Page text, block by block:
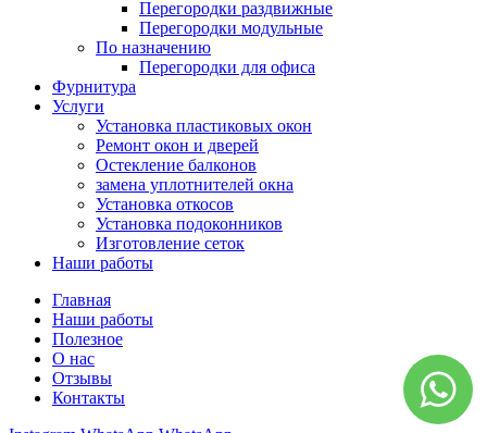
Перегородки раздвижные
Перегородки модульные
По назначению
Перегородки для офиса
Фурнитура
Услуги
Установка пластиковых окон
Ремонт окон и дверей
Остекление балконов
замена уплотнителей окна
Установка откосов
Установка подоконников
Изготовление сеток
Наши работы
Главная
Наши работы
Полезное
О нас
Отзывы
Контакты